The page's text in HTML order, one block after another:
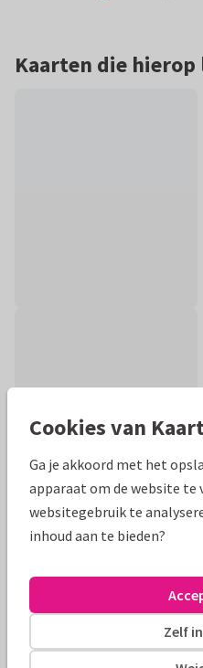
Kaarten die
Mooie zachte geillustreerde
condoleancebericht. Tekst is
Cookies van
Ga je akkoord met het
apparaat om de website te
websitegebruik te
inhoud aan te bieden?
Zelf